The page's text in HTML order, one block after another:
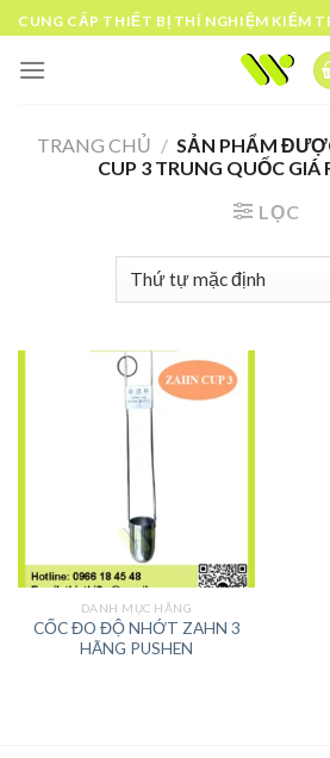
Skip
to
content
CUNG CẤP THIẾT BỊ THÍ NGHIỆM KIỂM
TRANG CHỦ / SẢN PHẨM
CUP 3 TRUNG QUỐC GIÁ
LỌC
DANH MỤC HÃNG
CỐC ĐO ĐỘ NHỚT ZAHN 3
HÃNG PUSHEN